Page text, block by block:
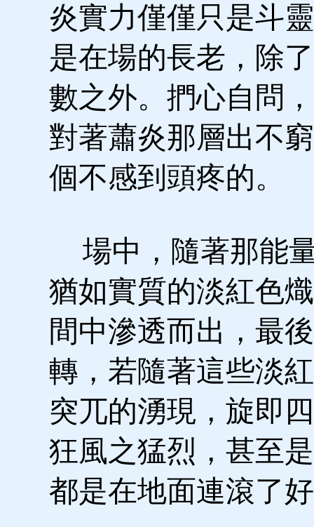
炎實力僅僅只是斗
是在場的長老，除
數之外。捫心自問
對著蕭炎那層出不
個不感到頭疼的。
場中，隨著那能
猶如實質的淡紅色
間中滲透而出，最
轉，若隨著這些淡
突兀的湧現，旋即
狂風之猛烈，甚至
都是在地面連滾了